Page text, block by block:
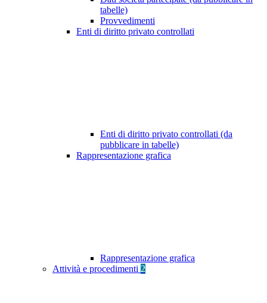
tabelle)
Provvedimenti
Enti di diritto privato controllati
Enti di diritto privato controllati (da
pubblicare in tabelle)
Rappresentazione grafica
Rappresentazione grafica
Attività e procedimenti 2